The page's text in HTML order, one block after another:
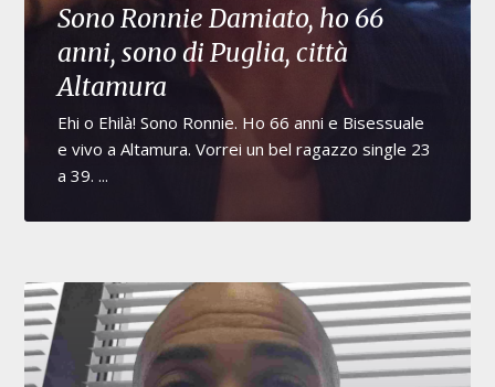
Sono Ronnie Damiato, ho 66
anni, sono di Puglia, città
Altamura
Ehi o Ehilà! Sono Ronnie. Ho 66 anni e Bisessuale
e vivo a Altamura. Vorrei un bel ragazzo single 23
a 39. ...